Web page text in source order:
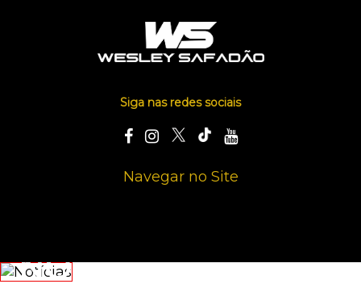
Siga nas redes sociais
Navegar no Site
NOTÍCIAS